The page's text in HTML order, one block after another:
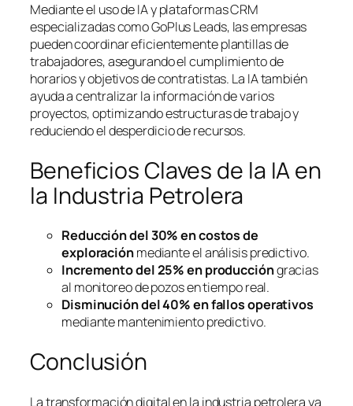
Mediante el uso de IA y plataformas CRM
especializadas como GoPlus Leads, las empresas
pueden coordinar eficientemente plantillas de
trabajadores, asegurando el cumplimiento de
horarios y objetivos de contratistas. La IA también
ayuda a centralizar la información de varios
proyectos, optimizando estructuras de trabajo y
reduciendo el desperdicio de recursos.
Beneficios Claves de la IA en
la Industria Petrolera
Reducción del 30% en costos de
exploraciónmediante el análisis predictivo.
Incremento del 25% en produccióngracias
al monitoreo de pozos en tiempo real.
Disminución del 40% en fallos operativos
mediante mantenimiento predictivo.
Conclusión
La transformación digital en la industria petrolera ya